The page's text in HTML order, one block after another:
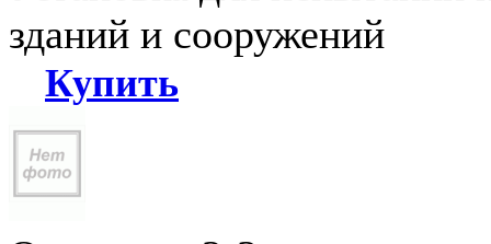
зданий и сооружений
Купить